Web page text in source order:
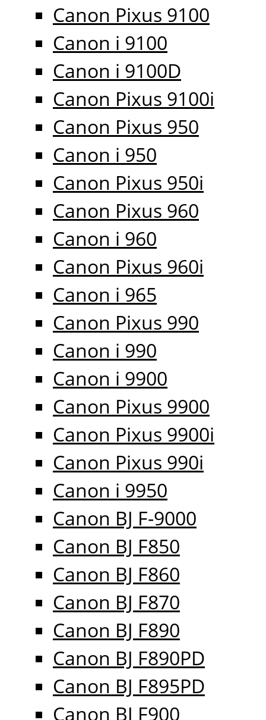
Canon Pixus 9100
Canon i 9100
Canon i 9100D
Canon Pixus 9100i
Canon Pixus 950
Canon i 950
Canon Pixus 950i
Canon Pixus 960
Canon i 960
Canon Pixus 960i
Canon i 965
Canon Pixus 990
Canon i 990
Canon i 9900
Canon Pixus 9900
Canon Pixus 9900i
Canon Pixus 990i
Canon i 9950
Canon BJ F-9000
Canon BJ F850
Canon BJ F860
Canon BJ F870
Canon BJ F890
Canon BJ F890PD
Canon BJ F895PD
Canon BJ F900